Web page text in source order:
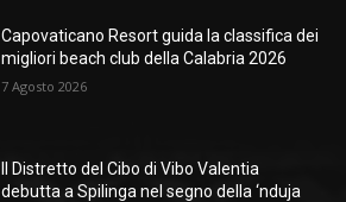
Capovaticano Resort guida la classifica dei
migliori beach club della Calabria 2026
7 Agosto 2026
Il Distretto del Cibo di Vibo Valentia
debutta a Spilinga nel segno della ‘nduja